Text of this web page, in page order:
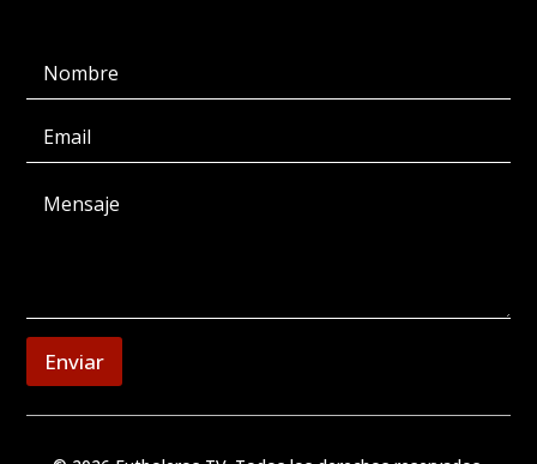
Enviar